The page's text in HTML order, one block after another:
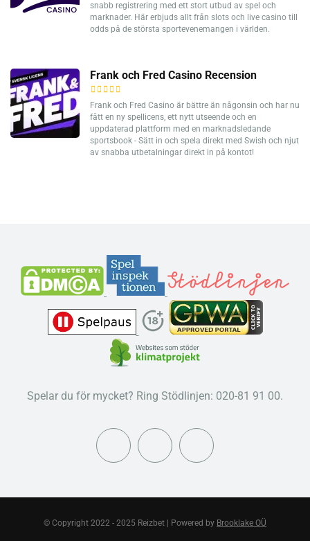
snabb registrering med ett stort utbud av spel och
marknader. Här erbjuds allt från slots och live casino till
odds på de största sportevenemangen i världen.
Frank och Fred Casino Recension
Frank och Fred Casino är bättre än någonsin och har nu
fått en ny spellicens, ett nytt utseende och en
uppdaterad plattform med en marknadsledande
sportsbook - Sätt in och spela direkt med Swish och njut
av snabba utbetalningar direkt in på kontot!
Spelar du för mycket? Ring Stödlinjen: 020-81 91 00.
© Copyright 2022 - 2025 Reizbet | Powered by Brooklake OÜ